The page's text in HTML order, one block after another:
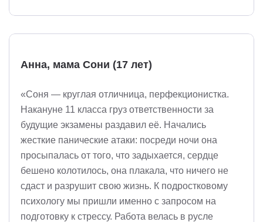
Анна, мама Сони (17 лет)
«Соня — круглая отличница, перфекционистка.
Накануне 11 класса груз ответственности за
будущие экзамены раздавил её. Начались
жесткие панические атаки: посреди ночи она
просыпалась от того, что задыхается, сердце
бешено колотилось, она плакала, что ничего не
сдаст и разрушит свою жизнь. К подростковому
психологу мы пришли именно с запросом на
подготовку к стрессу. Работа велась в русле